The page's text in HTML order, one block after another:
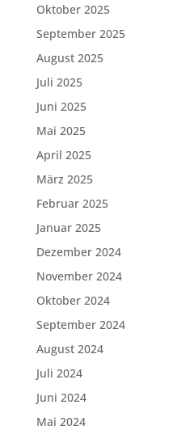
Oktober 2025
September 2025
August 2025
Juli 2025
Juni 2025
Mai 2025
April 2025
März 2025
Februar 2025
Januar 2025
Dezember 2024
November 2024
Oktober 2024
September 2024
August 2024
Juli 2024
Juni 2024
Mai 2024